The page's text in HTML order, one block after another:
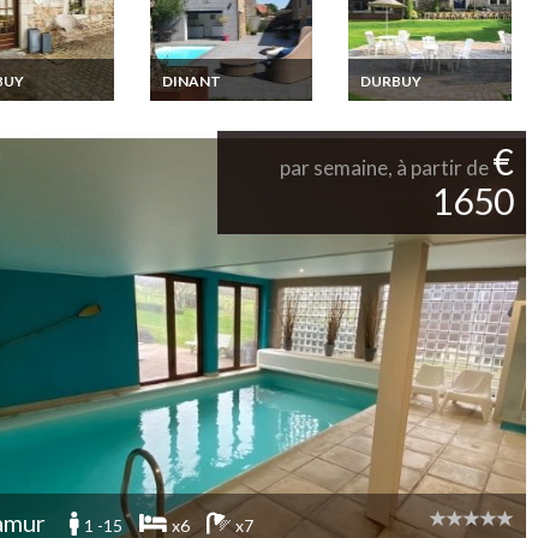
Location
Belges
Et Golf à
DINANT
Location Maison
Belges Dinant
DURBUY
Durbuy Location
Ardennes Belges
par semaine, à partir de€
1650
1 -15 x6 x7